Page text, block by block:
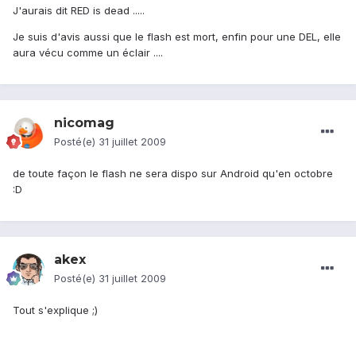
J'aurais dit RED is dead .....
Je suis d'avis aussi que le flash est mort, enfin pour une DEL, elle
aura vécu comme un éclair ....
nicomag
Posté(e) 31 juillet 2009
de toute façon le flash ne sera dispo sur Android qu'en octobre
:D
akex
Posté(e) 31 juillet 2009
Tout s'explique ;)